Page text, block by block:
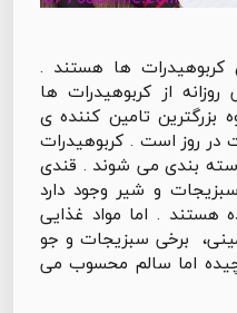
کربوهیدرات ها هستند .
روزانه از کربوهیدرات ها
تامین کننده ی
در روز است . کربوهیدرات
بندی می شوند . قندی
و شیر وجود دارد
هستند . اما مواد غذایی
برخی سبزیجات و جو
اما سالم محسوب می